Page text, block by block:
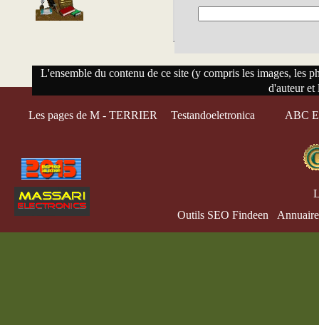
L'ensemble du contenu de ce site (y compris les images, les
d'auteur et
Les pages de M - TERRIER Testandoeletronica ABC
Outils SEO Findeen